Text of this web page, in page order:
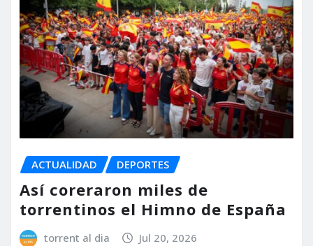
ACTUALIDAD DEPORTES
Así coreraron miles de
torrentinos el Himno de España
torrent al dia Jul 20, 2026